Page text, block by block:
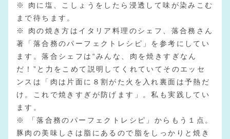
※ 肉に塩、こしょうをしたら浸透して味が染みこむ
まで待ちます。
※ 肉の焼き方はイタリア料理のシェフ、落合務さん
著「落合務のパーフェクトレシピ」を参考にしてい
ます。落合シェフは“みんな、肉を焼きすぎなん
だ！”と力をこめて説明してくれていてそのエッセ
ンスは「肉は片面に８割がた火を入れ裏面は予熱だ
け。これで焼きすぎが防げます」。私も実践してい
ます。
※ 「落合務のパーフェクトレシピ」からもう１点。
豚肉の美味しさは脂にあるので脂をしっかりと焼き